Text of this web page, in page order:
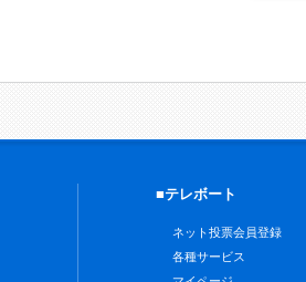
■テレボート
ネット投票会員登録
各種サービス